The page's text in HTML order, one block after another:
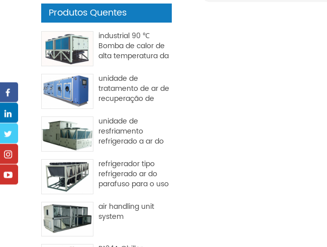
Produtos Quentes
industrial 90 ℃
Bomba de calor de
alta temperatura da
unidade de
tratamento de ar de
recuperação de
hospital
unidade de
resfriamento
refrigerado a ar do
refrigerador tipo
refrigerado ar do
parafuso para o uso
air handling unit
system